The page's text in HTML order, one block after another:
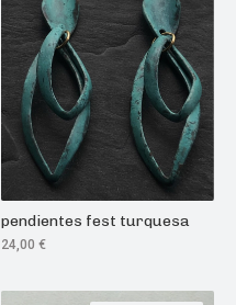
pendientes fest turquesa
24,00 €